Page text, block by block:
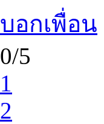
บอกเพื่อน
0/5
1
2